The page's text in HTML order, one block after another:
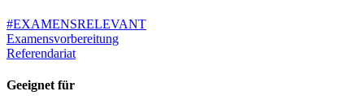
#EXAMENSRELEVANT
Examensvorbereitung
Referendariat
Geeignet für